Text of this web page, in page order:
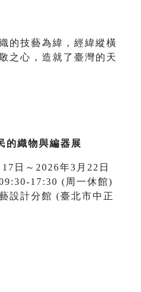
的技藝為緯，經緯縱橫
之心，造就了臺灣的天
的織物與編器展
日～2026年3月22日
17:30 (周一休館)
設計分館 (臺北市中正